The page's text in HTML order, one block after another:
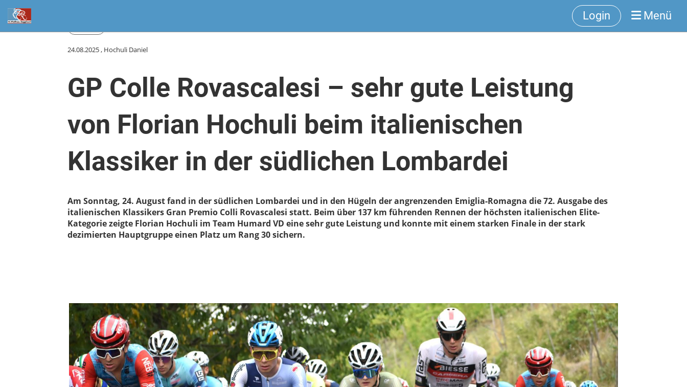
Login Menü
24.08.2025, Hochuli Daniel
GP Colle Rovascalesi – sehr gute Leistung
von Florian Hochuli beim italienischen
Klassiker in der südlichen Lombardei
Am Sonntag, 24. August fand in der südlichen Lombardei und in den Hügeln der angrenzenden Emiglia-Romagna die 72. Ausgabe des
italienischen Klassikers Gran Premio Colli Rovascalesi statt. Beim über 137 km führenden Rennen der höchsten italienischen Elite-
Kategorie zeigte Florian Hochuli im Team Humard VD eine sehr gute Leistung und konnte mit einem starken Finale in der stark
dezimierten Hauptgruppe einen Platz um Rang 30 sichern.